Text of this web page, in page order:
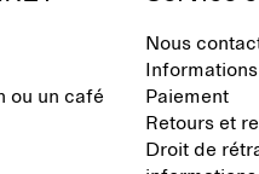
ou un café
Nous
Paiement
Retours et
Droit de